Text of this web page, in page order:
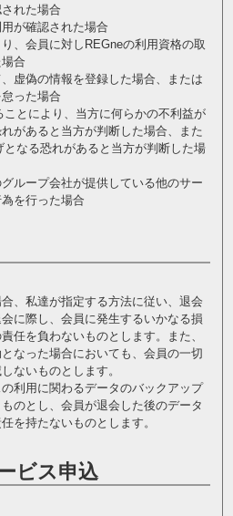
れた場合
が確認された場合
、会員に対しREGneの利用資格の取
合
虚偽の情報を登録した場合、または
った場合
とにより、当方に何らかの不利益が
があると当方が判断した場合、また
となる恐れがあると当方が判断した場
ループ会社が提供している他のサー
を行った場合
、私達が指定する方法に従い、退会
に際し、会員に発生するいかなる損
任を負わないものとします。また、
なった場合においても、会員の一切
ないものとします。
利用に関わるデータのバックアップ
のとし、会員が退会した後のデータ
を持たないものとします。
ビス申込